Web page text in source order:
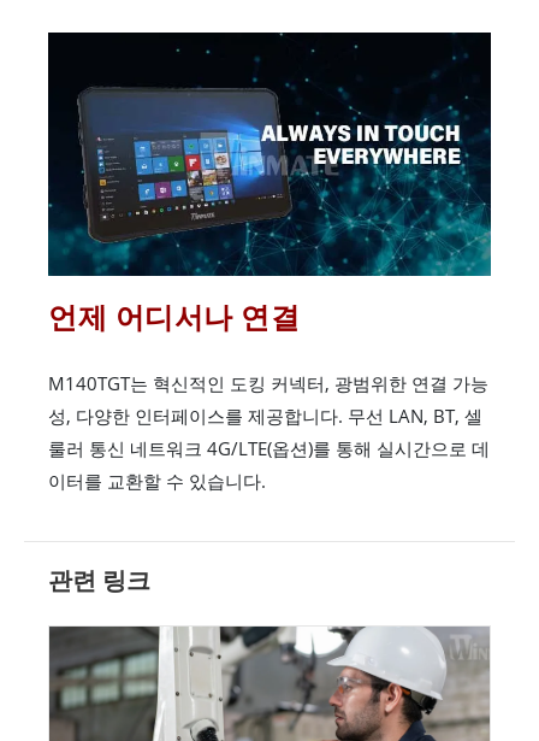
언제 어디서나 연결
M140TGT는 혁신적인 도킹 커넥터, 광범위한 연결 가능
성, 다양한 인터페이스를 제공합니다. 무선 LAN, BT, 셀
룰러 통신 네트워크 4G/LTE(옵션)를 통해 실시간으로 데
이터를 교환할 수 있습니다.
관련 링크